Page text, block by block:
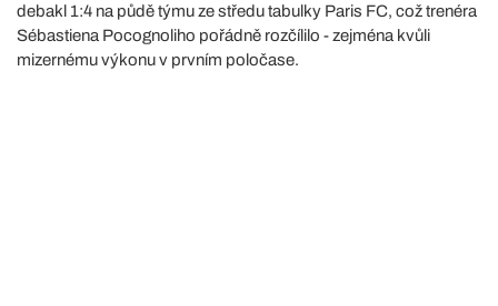
debakl 1:4 na půdě týmu ze středu tabulky Paris FC, což trenéra
Sébastiena Pocognoliho pořádně rozčílilo - zejména kvůli
mizernému výkonu v prvním poločase.